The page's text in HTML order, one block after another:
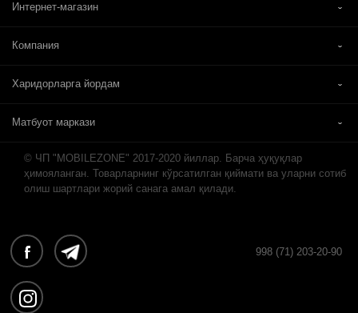
Интернет-магазин
Компания
Харидорларга йордам
Матбуот маркази
© ЧП "MOBILEZONE" 2017-2020 йиллар. Барча ҳуқуқлар
ҳимояланган. Товарларнинг кўрсатилган қиймати ва уларни сотиб
олиш шартлари жорий санага амал қилади.
998 (71) 203-20-90